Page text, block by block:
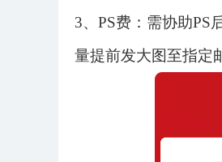
3、PS费：需协助PS
量提前发大图至指定